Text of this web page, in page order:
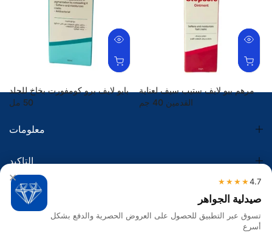
بايو لايف برو كومفورت بخاخ للجلد
50 مل
مرهم بيو لايف ستيب سيف لعناية
القدمين 40 جم
معلومات
التاكيد
الضريبة
تواصل معنا
× 4.7
★★★★
صيدلية الجواهر
تسوق عبر التطبيق للحصول على العروض الحصرية والدفع بشكل
أسرع